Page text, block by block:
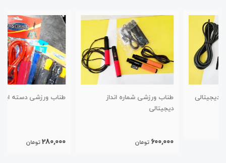
طناب ورزشی شماره انداز
طناب ورزشی دسته ابری بلبرینگی